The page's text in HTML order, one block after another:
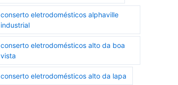
conserto eletrodomésticos alphaville
industrial
conserto eletrodomésticos alto da boa
vista
conserto eletrodomésticos alto da lapa